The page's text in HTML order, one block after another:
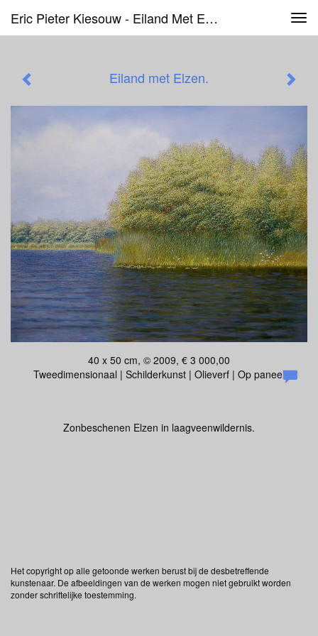
Eric Pieter Kiesouw - Eiland Met Elzen.
Eiland met Elzen.
40 x 50 cm, © 2009, € 3 000,00
Tweedimensionaal | Schilderkunst | Olieverf | Op paneel
Zonbeschenen Elzen in laagveenwildernis.
Het copyright op alle getoonde werken berust bij de desbetreffende
kunstenaar. De afbeeldingen van de werken mogen niet gebruikt worden
zonder schriftelijke toestemming.